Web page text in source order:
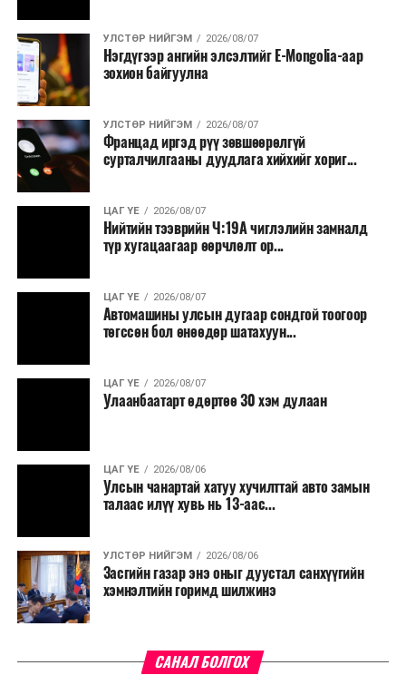
Хуулиар заавал мэдээлэхээс бусад кино,
контент, хэвлэлийн зардал;
Заавал олгохоос бусад тэтгэмж, урамшуулал.
Санхүүгийн хэмнэлтийн горимыг 2026 оны
арванхоёрдугаар сарын 31 хүртэл мөрдөнө. Харин
эрүүл мэндийн салбар уг хэмнэлтийн горимд
хамрагдахгүй бөгөөд цэцэрлэг, сургуулийн хүүхдийн
эрт илрүүлэг, вакцинжуулалт, томуу, томуу төст
өвчний эсрэг арга хэмжээ зэрэг зайлшгүй
үргэлжилнэ гэж Ерөнхий сайд Н.Учрал онцоллоо.
Мөн бүх шатны төсвийн ерөнхийлөн захирагч нарт
салбар бүрдээ урсгал зардлыг 20 хувиар бууруулах,
нөхөн томилгоо хийхгүй байх, аялал, амралт, зугаалга,
хамт олны урлаг, спортын арга хэмжээг зохион
байгуулахгүй байх, төрийн албанд шинэ орон тоо бий
сургалтыг цахим хэлбэрт шилжүүлэх, төрийн албан
хаагчдыг зарим өдрүүдэд цахимаар ажиллуулах арга
хэмжээг үргэлжлүүлэхийг үүрэг болголоо.
Төсвийн сахилга бат сайжирч, эдийн засгийн нөхцөл
байдал хэвийн болсон тохиолдолд эдгээр
хязгаарлалтыг үе шаттайгаар сулруулах юм.
УЛСТӨР НИЙГЭМ 2026/08/07
Нэгдүгээр ангийн элсэлтийг E-Mongolia-аар
зохион байгуулна
УЛСТӨР НИЙГЭМ 2026/08/07
Францад иргэд рүү зөвшөөрөлгүй
сурталчилгааны дуудлага хийхийг хориг...
ЦАГ ҮЕ 2026/08/07
Нийтийн тээврийн Ч:19А чиглэлийн замналд
түр хугацаагаар өөрчлөлт ор...
ЦАГ ҮЕ 2026/08/07
Автомашины улсын дугаар сондгой тоогоор
төгссөн бол өнөөдөр шатахуун...
ЦАГ ҮЕ 2026/08/07
Улаанбаатарт өдөртөө 30 хэм дулаан
ЦАГ ҮЕ 2026/08/06
Улсын чанартай хатуу хучилттай авто замын
талаас илүү хувь нь 13-аас...
УЛСТӨР НИЙГЭМ 2026/08/06
Засгийн газар энэ оныг дуустал санхүүгийн
хэмнэлтийн горимд шилжинэ
САНАЛ БОЛГОХ